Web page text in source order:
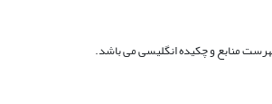
منابع و چکیده انگلیسی می باشد.